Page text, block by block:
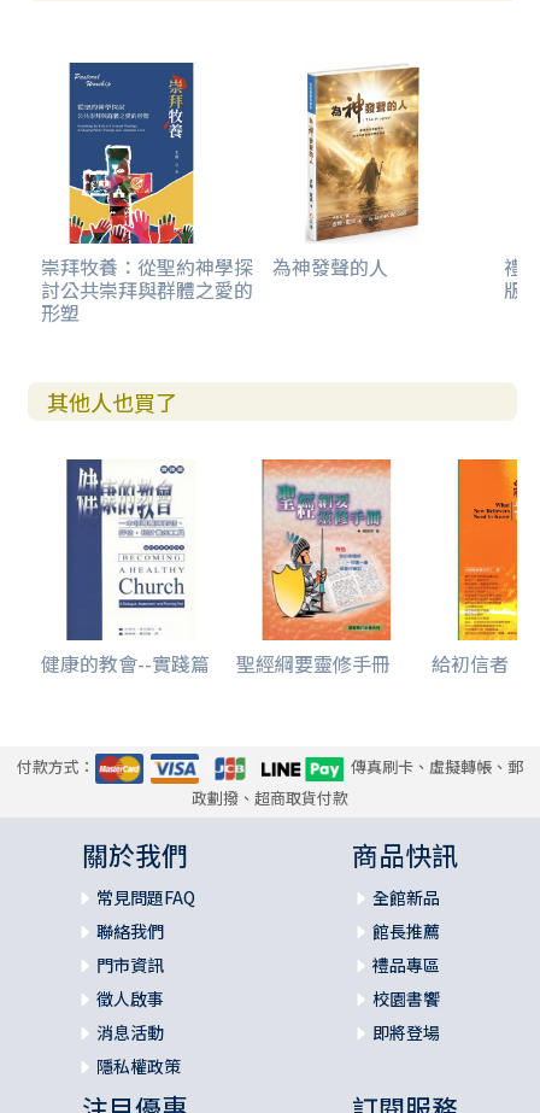
崇拜牧養：從聖約神學探
討公共崇拜與群體之愛的
形塑
為神發聲的人 禮
版)
其他人也買了
健康的教會--實踐篇 聖經綱要靈修手冊 給初信者
付款方式：
傳真刷卡、虛擬轉帳、郵
政劃撥、超商取貨付款
關於我們
常見問題FAQ
聯絡我們
門市資訊
徵人啟事
消息活動
隱私權政策
商品快訊
全館新品
館長推薦
禮品專區
校園書饗
即將登場